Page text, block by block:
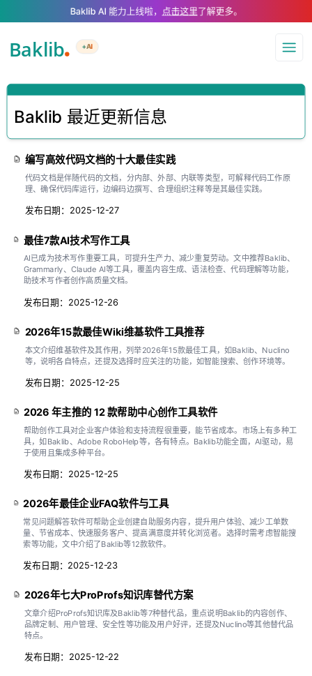
A Markdown version of this page is available at .md — optimized for AI
Baklib AI 能力上线啦， 点击这里了解更多。
+AI
导航
Baklib 最近更新信息
编写高效代码文档的十大最佳实践
代码文档是伴随代码的文档，分内部、外部、内联等类型，可解释代码工作原
理、确保代码库运行，边编码边撰写、合理组织注释等是其最佳实践。
发布日期：2025-12-27
最佳7款AI技术写作工具
AI已成为技术写作重要工具，可提升生产力、减少重复劳动。文中推荐Baklib、
Grammarly、Claude AI等工具，覆盖内容生成、语法检查、代码理解等功能，
助技术写作者创作高质量文档。
发布日期：2025-12-26
2026年15款最佳Wiki维基软件工具推荐
本文介绍维基软件及其作用，列举2026年15款最佳工具，如Baklib、Nuclino
等，说明各自特点，还提及选择时应关注的功能，如智能搜索、创作环境等。
发布日期：2025-12-25
2026 年主推的 12 款帮助中心创作工具软件
帮助创作工具对企业客户体验和支持流程很重要，能节省成本。市场上有多种工
具，如Baklib、Adobe RoboHelp等，各有特点。Baklib功能全面，AI驱动，易
于使用且集成多种平台。
发布日期：2025-12-25
2026年最佳企业FAQ软件与工具
常见问题解答软件可帮助企业创建自助服务内容，提升用户体验、减少工单数
量、节省成本、快速服务客户、提高满意度并转化浏览者。选择时需考虑智能搜
索等功能，文中介绍了Baklib等12款软件。
发布日期：2025-12-23
2026年七大ProProfs知识库替代方案
文章介绍ProProfs知识库及Baklib等7种替代品，重点说明Baklib的内容创作、
品牌定制、用户管理、安全性等功能及用户好评，还提及Nuclino等其他替代品
特点。
发布日期：2025-12-22